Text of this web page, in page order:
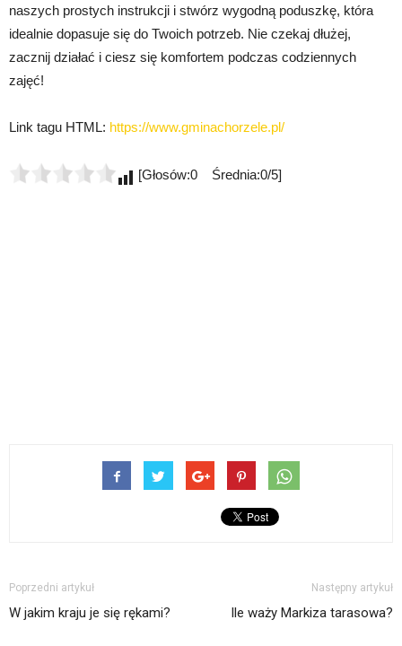
naszych prostych instrukcji i stwórz wygodną poduszkę, która
idealnie dopasuje się do Twoich potrzeb. Nie czekaj dłużej,
zacznij działać i ciesz się komfortem podczas codziennych
zajęć!
Link tagu HTML: https://www.gminachorzele.pl/
[Głosów:0 Średnia:0/5]
Poprzedni artykuł
W jakim kraju je się rękami?
Następny artykuł
Ile waży Markiza tarasowa?